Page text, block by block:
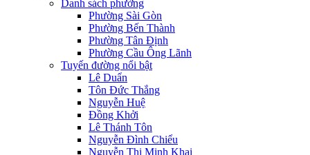
Danh sách phường
Phường Sài Gòn
Phường Bến Thành
Phường Tân Định
Phường Cầu Ông Lãnh
Tuyến đường nổi bật
Lê Duẩn
Tôn Đức Thắng
Nguyễn Huệ
Đồng Khởi
Lê Thánh Tôn
Nguyễn Đình Chiểu
Nguyễn Thị Minh Khai